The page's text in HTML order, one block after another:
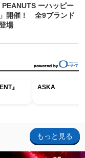
PEANUTS ーハッピー
開催！ 全9ブランド
場
』 ASKA
もっと見る